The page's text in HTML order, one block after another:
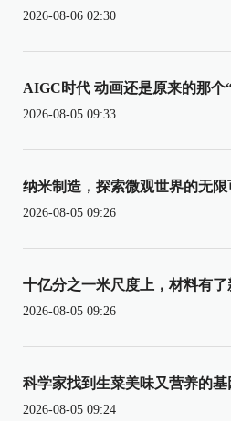
2026-08-06 02:30
AIGC时代 动画还是原来的那个
2026-08-05 09:33
纳米制造，探索微观世界的无限
2026-08-05 09:26
十亿分之一米尺度上，材料有了
2026-08-05 09:26
科学家找到生菜美味又营养的基
2026-08-05 09:24